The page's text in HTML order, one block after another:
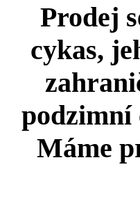
Prodej
cykas,
podzimní
Máme